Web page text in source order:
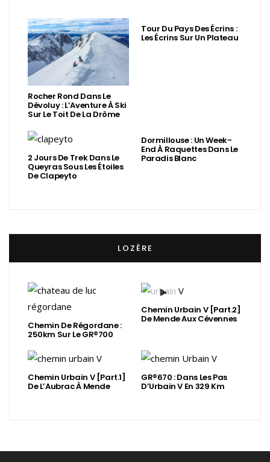
Rocher Rond Dans Le
Dévoluy : L’Aventure À Ski
Sur Le Toit De La Drôme
Tour Du Pays Des Écrins :
Les Écrins Sur Un Plateau
2 Jours De Trek Dans Le
Queyras Sous Les Étoiles
De Clapeyto
Dormillouse : Un Week-
End À Raquettes Dans Le
Paradis Blanc
LOZÈRE
Chemin De Régordane :
250km Sur Le GR®700
Chemin Urbain V [Part.2]
De Mende Aux Cévennes
Chemin Urbain V [Part.1]
De L’Aubrac À Mende
GR®670 : Dans Les Pas
D’Urbain V En 329 Km